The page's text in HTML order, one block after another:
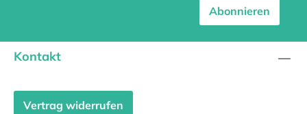
Abonnieren
Kontakt
Vertrag widerrufen